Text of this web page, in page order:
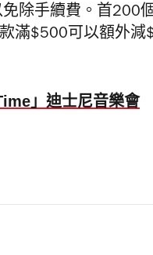
除手續費。首200
滿$500可以額外減
」迪士尼音樂會